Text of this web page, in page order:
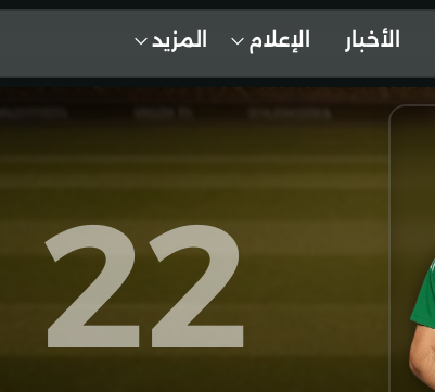
الأخبار الإعلام المزيد
22